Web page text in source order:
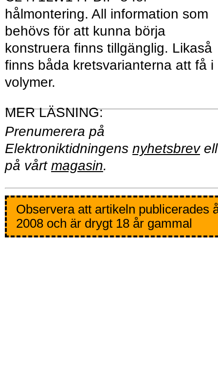
hålmontering. All information som
behövs för att kunna börja
konstruera finns tillgänglig. Likaså
finns båda kretsvarianterna att få i
volymer.
Prenumerera på
Elektroniktidningens nyhetsbrev
på vårt magasin.
Observera att artikeln publicerades
2008 och är drygt 18 år gammal